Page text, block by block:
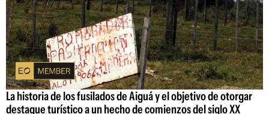
La historia de los fusilados de Aiguá y el objetivo de otorgar
destaque turístico a un hecho de comienzos del siglo XX